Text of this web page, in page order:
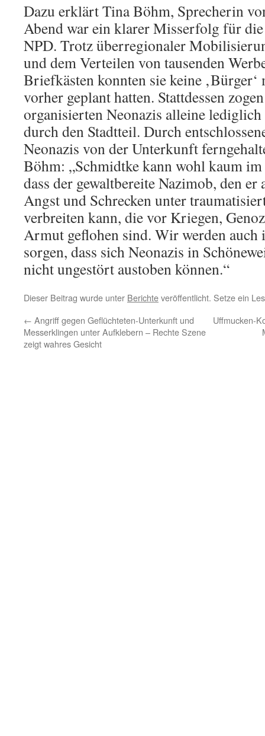
Dazu erklärt Tina Böhm, Sprecherin
Abend war ein klarer Misserfolg für
NPD. Trotz überregionaler
und dem Verteilen von tausenden
Briefkästen konnten sie keine
vorher geplant hatten. Stattdessen
organisierten Neonazis alleine
durch den Stadtteil. Durch
Neonazis von der Unterkunft
Böhm: „Schmidtke kann wohl kaum
dass der gewaltbereite Nazimob, den
Angst und Schrecken unter
verbreiten kann, die vor Kriegen,
Armut geflohen sind. Wir werden
sorgen, dass sich Neonazis in
nicht ungestört austoben können.“
Dieser Beitrag wurde unter Berichteveröffentlicht. Setze ein
← Angriff gegen Geflüchteten-Unterkunft und
Messerklingen unter Aufklebern – Rechte Szene
zeigt wahres Gesicht
Uffmucken-